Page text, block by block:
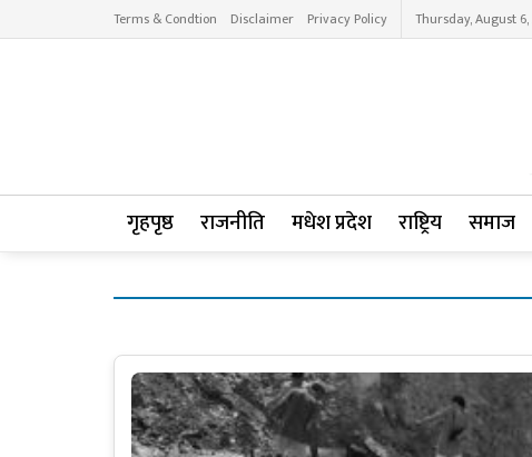
Terms & Condtion Disclaimer Privacy Policy Thursday, August
गृहपृष्ठ राजनीति मधेश प्रदेश राष्ट्रिय समाज